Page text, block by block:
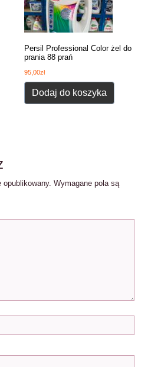
Persil Professional Color żel do
prania 88 prań
95,00zł
Dodaj do koszyka
opublikowany. Wymagane pola są